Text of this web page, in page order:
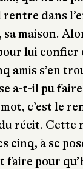
dans
maison.
lui
amis s’en
a-t-il pu faire
c’est le
récit. Cette
cinq, à se
faire pour